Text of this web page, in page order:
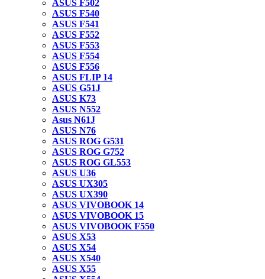
ASUS F502
ASUS F540
ASUS F541
ASUS F552
ASUS F553
ASUS F554
ASUS F556
ASUS FLIP 14
ASUS G51J
ASUS K73
ASUS N552
Asus N61J
ASUS N76
ASUS ROG G531
ASUS ROG G752
ASUS ROG GL553
ASUS U36
ASUS UX305
ASUS UX390
ASUS VIVOBOOK 14
ASUS VIVOBOOK 15
ASUS VIVOBOOK F550
ASUS X53
ASUS X54
ASUS X540
ASUS X55